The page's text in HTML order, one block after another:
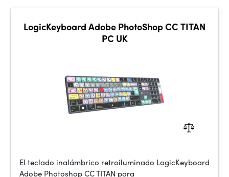
LogicKeyboard Adobe PhotoShop CC TITAN
PC UK
El teclado inalámbrico retroiluminado LogicKeyboard
Adobe Photoshop CC TITAN para